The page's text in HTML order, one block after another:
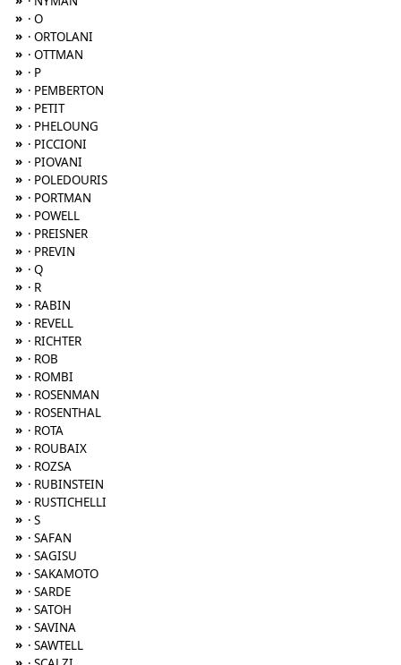
» · O
» · ORTOLANI
» · OTTMAN
» · P
» · PEMBERTON
» · PETIT
» · PHELOUNG
» · PICCIONI
» · PIOVANI
» · POLEDOURIS
» · PORTMAN
» · POWELL
» · PREISNER
» · PREVIN
» · Q
» · R
» · RABIN
» · REVELL
» · RICHTER
» · ROB
» · ROMBI
» · ROSENMAN
» · ROSENTHAL
» · ROTA
» · ROUBAIX
» · ROZSA
» · RUBINSTEIN
» · RUSTICHELLI
» · S
» · SAFAN
» · SAGISU
» · SAKAMOTO
» · SARDE
» · SATOH
» · SAVINA
» · SAWTELL